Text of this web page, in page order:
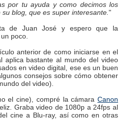
por tu ayuda y como decimos los
blog, que es super interesante. "
de Juan José y espero que la
poco.
anterior de como iniciarse en el
aplica bastante al mundo del video
en video digital, ese es un buen
consejos sobre cómo obtener
del video).
el cine), compré la cámara Canon
Graba video de 1080p a 24fps al
cine a Blu-ray, así como en otras